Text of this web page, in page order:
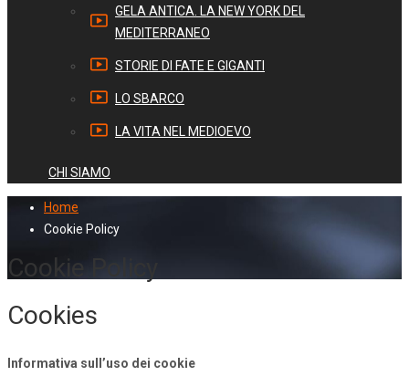
GELA ANTICA. LA NEW YORK DEL
MEDITERRANEO
STORIE DI FATE E GIGANTI
LO SBARCO
LA VITA NEL MEDIOEVO
CHI SIAMO
Home
Cookie Policy
Cookie Policy
Cookies
Informativa sull’uso dei cookie